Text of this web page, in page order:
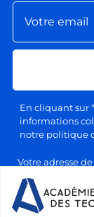
En cliquant sur
informations
notre politique
Votre adresse
politique de
personnelles.